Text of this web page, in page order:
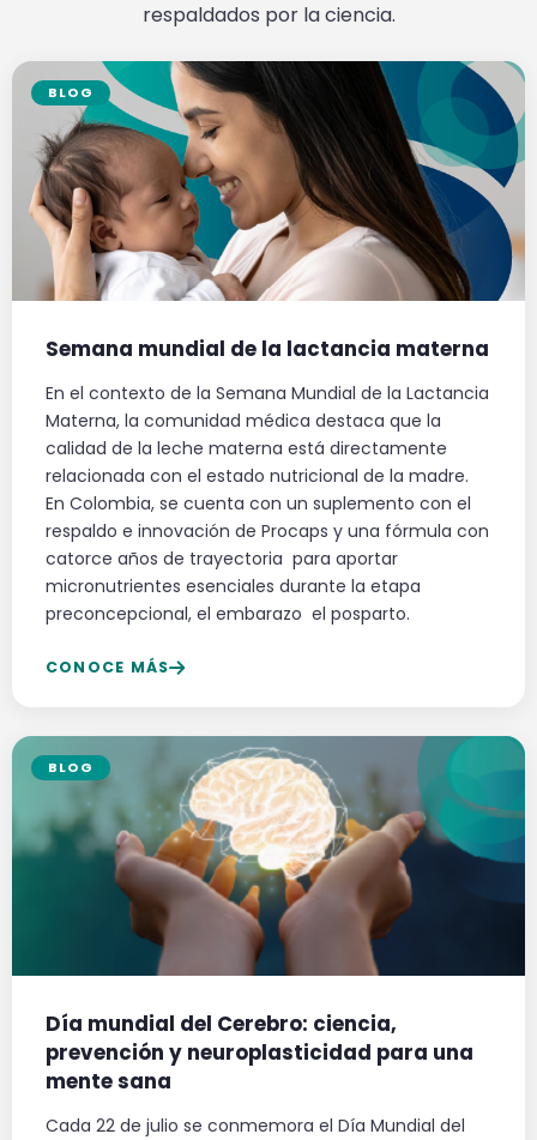
respaldados por la ciencia.
BLOG
Semana mundial de la lactancia materna
En el contexto de la Semana Mundial de la Lactancia
Materna, la comunidad médica destaca que la
calidad de la leche materna está directamente
relacionada con el estado nutricional de la madre.
En Colombia, se cuenta con un suplemento con el
respaldo e innovación de Procaps y una fórmula con
catorce años de trayectoria para aportar
micronutrientes esenciales durante la etapa
preconcepcional, el embarazo el posparto.
CONOCE MÁS
BLOG
Día mundial del Cerebro: ciencia,
prevención y neuroplasticidad para una
mente sana
Cada 22 de julio se conmemora el Día Mundial del